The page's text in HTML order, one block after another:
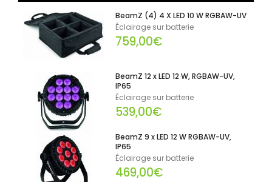
BeamZ (4) 4 X LED 10 W RGBAW-UV
Éclairage sur batterie
759,00€
BeamZ 12 x LED 12 W, RGBAW-UV,
IP65
Éclairage sur batterie
539,00€
BeamZ 9 x LED 12 W RGBAW-UV,
IP65
Éclairage sur batterie
469,00€